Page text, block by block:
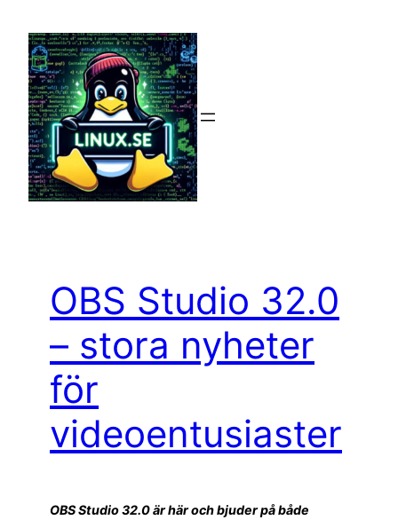
innehåll
OBS Studio 32.0
– stora nyheter
för
videoentusiaster
OBS Studio 32.0 är här och bjuder på både